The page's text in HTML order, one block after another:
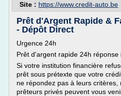
Site : https://www.credit-auto.be
Prêt d'Argent Rapide &
- Dépôt Direct
Urgence 24h
Prêt d'argent rapide 24h réponse
Si votre institution financière
prêt sous prétexte que votre
ne répondez pas à leurs
prêteurs privés peuvent vous